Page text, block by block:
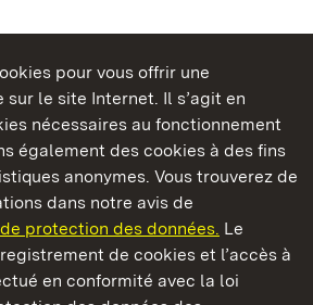
pour vous offrir une
le site Internet. Il s’agit en
nécessaires au fonctionnement
également des cookies à des fins
anonymes. Vous trouverez de
dans notre avis de
protection des données. Le
de cookies et l’accès à
en conformité avec la loi
publics du Bade-Wurtemberg
du Bade-Wurtemberg